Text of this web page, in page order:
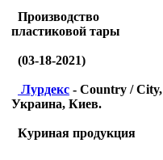
Производство
пластиковой тары
(03-18-2021)
Лурдекс - Country / City,
Украина, Киев.
Куриная продукция